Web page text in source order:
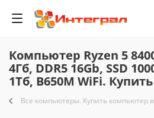
Компьютер Ryzen 5
4Гб, DDR5 16Gb, SSD
1Тб, B650M WiFi.
Все компьютеры. Купить компьютер